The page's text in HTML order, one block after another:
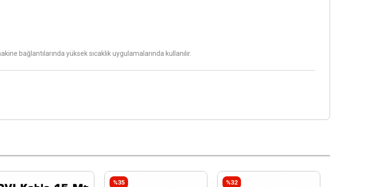
bağlantılarında yüksek sıcaklık uygulamalarında kullanılır.
%35 %32